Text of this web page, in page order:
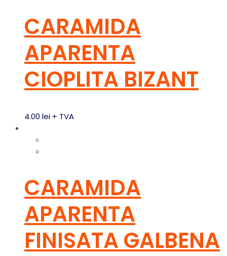
CARAMIDA
APARENTA
CIOPLITA BIZANT
4.00 lei + TVA
CARAMIDA
APARENTA
FINISATA GALBENA